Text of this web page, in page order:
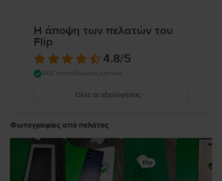
Η άποψη των πελατών του
Flip
4.8/5
4412 επαληθευμένες κριτικές
Όλες οι αξιολογήσεις
4
Φωτογραφίες από πελάτες